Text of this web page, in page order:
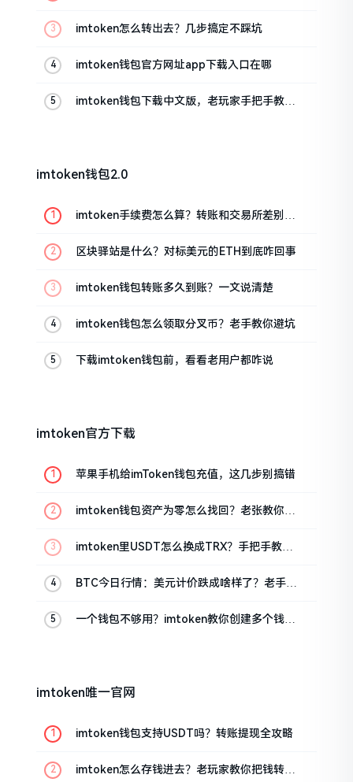
imtoken怎么转出去？几步搞定不踩坑
imtoken钱包官方网址app下载入口在哪
imtoken钱包下载中文版，老玩家手把手教你
imtoken钱包2.0
imtoken手续费怎么算？转账和交易所差别大
区块驿站是什么？对标美元的ETH到底咋回事
imtoken钱包转账多久到账？一文说清楚
imtoken钱包怎么领取分叉币？老手教你避坑
下载imtoken钱包前，看看老用户都咋说
imtoken官方下载
苹果手机给imToken钱包充值，这几步别搞错
imtoken钱包资产为零怎么找回？老张教你几
imtoken里USDT怎么换成TRX？手把手教你
BTC今日行情：美元计价跌成啥样了？老手教
一个钱包不够用？imtoken教你创建多个钱包
imtoken唯一官网
imtoken钱包支持USDT吗？转账提现全攻略
imtoken怎么存钱进去？老玩家教你把钱转进